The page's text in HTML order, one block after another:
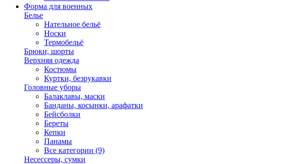
Форма для военных
Белье
Нательное бельё
Носки
Термобельё
Брюки, шорты
Верхняя одежда
Костюмы
Куртки, безрукавки
Головные уборы
Балаклавы, маски
Банданы, косынки, арафатки
Бейсболки
Береты
Кепки
Панамы
Все категории (9)
Несессеры, сумки